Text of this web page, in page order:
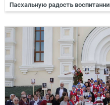
Пасхальную радость